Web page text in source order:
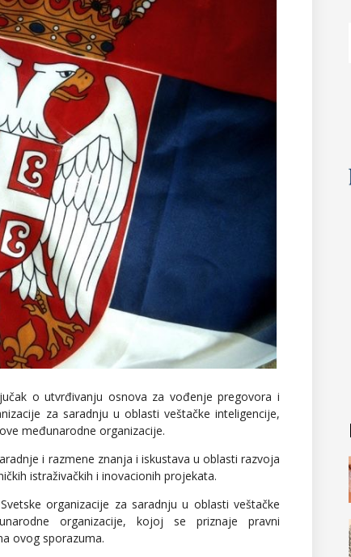
o utvrđivanju osnova za vođenje pregovora i
za saradnju u oblasti veštačke inteligencije,
međunarodne organizacije.
i razmene znanja i iskustava u oblasti razvoja
istraživačkih i inovacionih projekata.
organizacije za saradnju u oblasti veštačke
organizacije, kojoj se priznaje pravni
ovog sporazuma.